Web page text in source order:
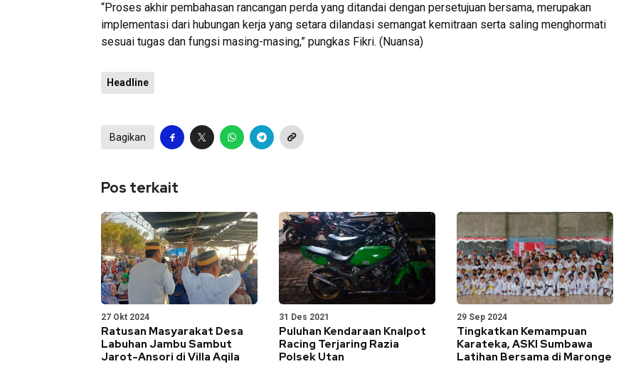
“Proses akhir pembahasan rancangan perda yang ditandai dengan persetujuan bersama, merupakan
implementasi dari hubungan kerja yang setara dilandasi semangat kemitraan serta saling menghormati
sesuai tugas dan fungsi masing-masing,” pungkas Fikri. (Nuansa)
Headline
Bagikan
Pos terkait
27 Okt 2024
Ratusan Masyarakat Desa
Labuhan Jambu Sambut
Jarot-Ansori di Villa Aqila
31 Des 2021
Puluhan Kendaraan Knalpot
Racing Terjaring Razia
Polsek Utan
29 Sep 2024
Tingkatkan Kemampuan
Karateka, ASKI Sumbawa
Latihan Bersama di Maronge